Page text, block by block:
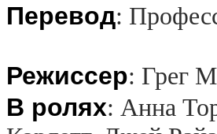
Перевод:
Режиссер: Грег
В ролях: Анна